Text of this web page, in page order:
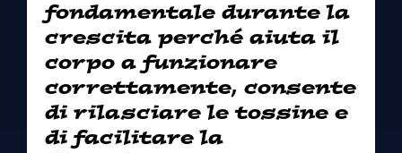
fondamentale durante la
crescita perché aiuta il
corpo a funzionare
correttamente, consente
di rilasciare le tossine e
di facilitare la